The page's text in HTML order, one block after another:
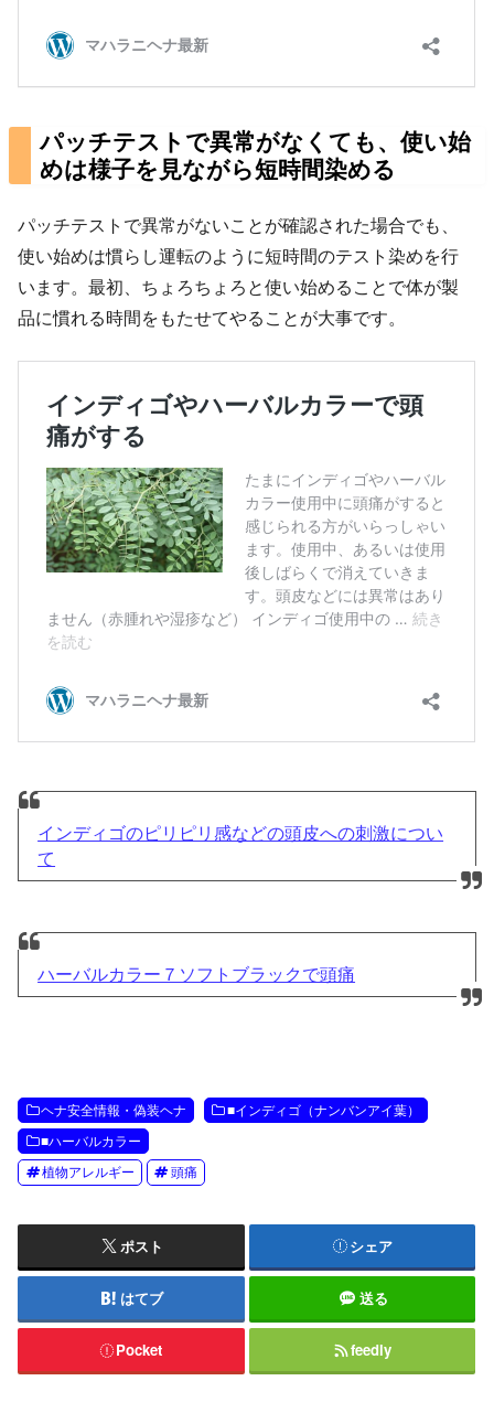
パッチテストで異常がなくても、使い始
めは様子を見ながら短時間染める
パッチテストで異常がないことが確認された場合でも、
使い始めは慣らし運転のように短時間のテスト染めを行
います。最初、ちょろちょろと使い始めることで体が製
品に慣れる時間をもたせてやることが大事です。
インディゴのピリピリ感などの頭皮への刺激につい
て
ハーバルカラー７ソフトブラックで頭痛
ヘナ安全情報・偽装ヘナ
■インディゴ（ナンバンアイ葉）
■ハーバルカラー
植物アレルギー
頭痛
ポスト シェア
はてブ 送る
Pocket feedly